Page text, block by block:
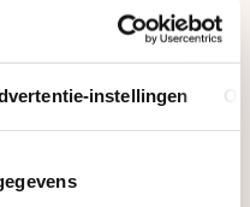
instellingen
Swings, die
het ijs had gestaan.
EK was zijn coach,
over het doel in
nationaal niveau niet